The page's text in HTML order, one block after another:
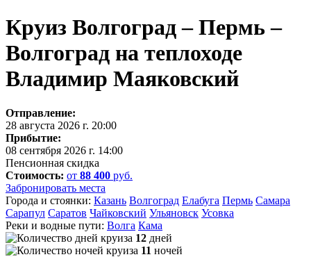
Круиз Волгоград – Пермь –
Волгоград на теплоходе
Владимир Маяковский
Отправление:
28 августа 2026 г. 20:00
Прибытие:
08 сентября 2026 г. 14:00
Пенсионная скидка
Стоимость: от 88 400 руб.
Забронировать места
Города и стоянки: Казань Волгоград Елабуга Пермь Самара
Сарапул Саратов Чайковский Ульяновск Усовка
Реки и водные пути: Волга Кама
12 дней
11 ночей